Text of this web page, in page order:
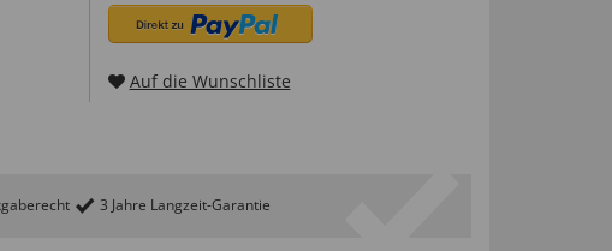
Auf die Wunschliste
3 Jahre Langzeit-Garantie